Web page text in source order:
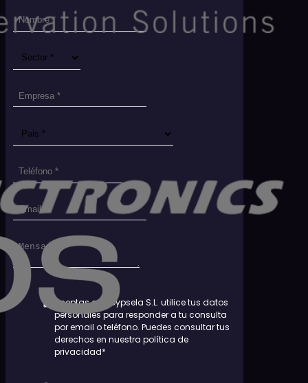
Aceptas que Dypsela S.L. utilice tus datos
personales para responder a tu consulta
por email o teléfono. Puedes consultar tus
derechos en nuestra política de
privacidad*